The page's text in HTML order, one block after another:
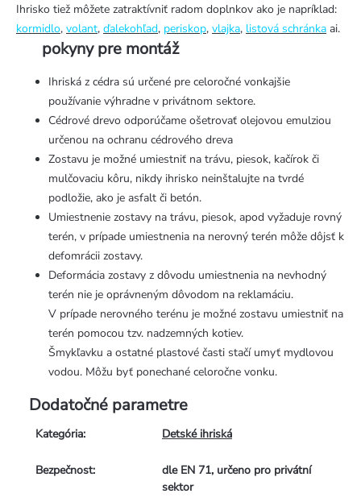
Ihrisko tiež môžete zatraktívniť radom doplnkov ako je napríklad:
kormidlo, volant, ďalekohľad, periskop, vlajka, listová schránka ai.
pokyny pre montáž
Ihriská z cédra sú určené pre celoročné vonkajšie
používanie výhradne v privátnom sektore.
Cédrové drevo odporúčame ošetrovať olejovou emulziou
určenou na ochranu cédrového dreva
Zostavu je možné umiestniť na trávu, piesok, kačírok či
mulčovaciu kôru, nikdy ihrisko neinštalujte na tvrdé
podložie, ako je asfalt či betón.
Umiestnenie zostavy na trávu, piesok, apod vyžaduje rovný
terén, v prípade umiestnenia na nerovný terén môže dôjsť k
defomrácii zostavy.
Deformácia zostavy z dôvodu umiestnenia na nevhodný
terén nie je oprávneným dôvodom na reklamáciu.
V prípade nerovného terénu je možné zostavu umiestniť na
terén pomocou tzv. nadzemných kotiev.
Šmykľavku a ostatné plastové časti stačí umyť mydlovou
vodou. Môžu byť ponechané celoročne vonku.
Dodatočné parametre
Kategória: Detské ihriská
Bezpečnost:
dle EN 71, určeno pro privátní
sektor